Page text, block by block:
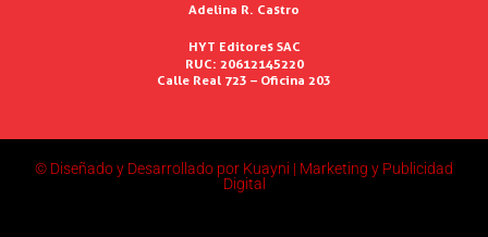
Adelina R. Castro
HYT Editores SAC
RUC: 20612145220
Calle Real 723 – Oficina 203
© Diseñado y Desarrollado por Kuayni | Marketing y Publicidad
Digital